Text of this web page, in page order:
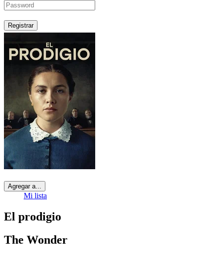
Registrar
Agregar a...
Mi lista
El prodigio
The Wonder